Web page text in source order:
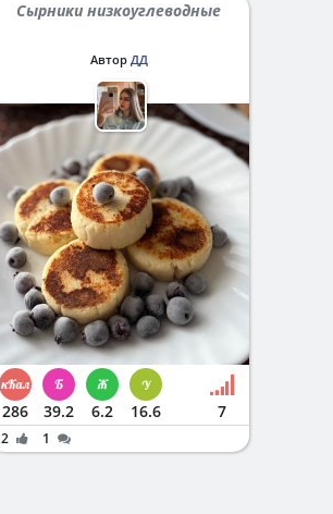
Сырники низкоуглеводные
Автор ДД
286 39.2 6.2 16.6 7
2 1